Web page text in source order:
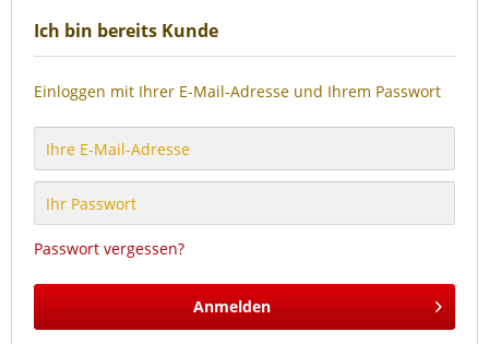
Ich bin bereits Kunde
Einloggen mit Ihrer E-Mail-Adresse und Ihrem Passwort
Passwort vergessen?
Anmelden